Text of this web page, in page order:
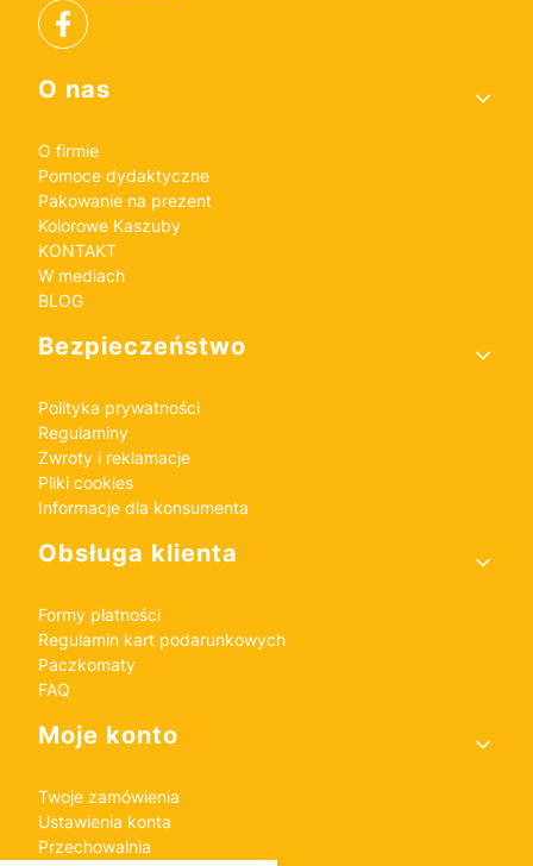
Linki w stopce
O nas
O firmie
Pomoce dydaktyczne
Pakowanie na prezent
Kolorowe Kaszuby
KONTAKT
W mediach
BLOG
Bezpieczeństwo
Polityka prywatności
Regulaminy
Zwroty i reklamacje
Pliki cookies
Informacje dla konsumenta
Obsługa klienta
Formy płatności
Regulamin kart podarunkowych
Paczkomaty
FAQ
Moje konto
Twoje zamówienia
Ustawienia konta
Przechowalnia